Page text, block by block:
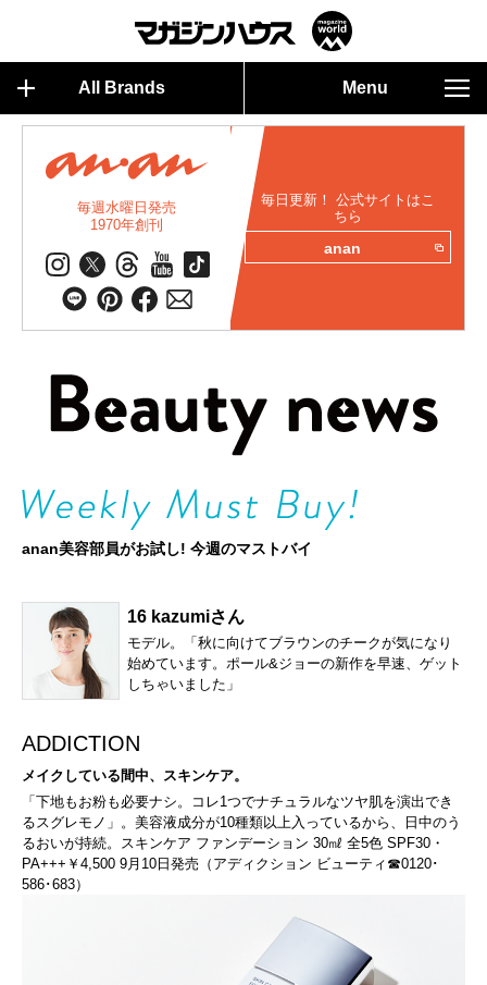
All Brands Menu
毎週水曜日発売
1970年創刊
毎日更新！ 公式サイトはこ
ちら
anan
anan美容部員がお試し! 今週のマストバイ
16 kazumiさん
モデル。「秋に向けてブラウンのチークが気になり
始めています。ポール&ジョーの新作を早速、ゲット
しちゃいました」
ADDICTION
メイクしている間中、スキンケア。
「下地もお粉も必要ナシ。コレ1つでナチュラルなツヤ肌を演出でき
るスグレモノ」。美容液成分が10種類以上入っているから、日中のう
るおいが持続。スキンケア ファンデーション 30㎖ 全5色 SPF30・
PA+++￥4,500 9月10日発売（アディクション ビューティ☎0120･
586･683）